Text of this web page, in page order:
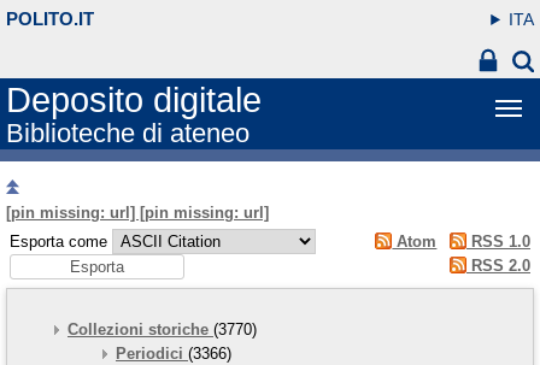
POLITO.IT ITA
Deposito digitale
Biblioteche di ateneo
[pin missing: url] [pin missing: url]
Esporta come
Atom
RSS 1.0
RSS 2.0
Collezioni storiche (3770)
Periodici (3366)